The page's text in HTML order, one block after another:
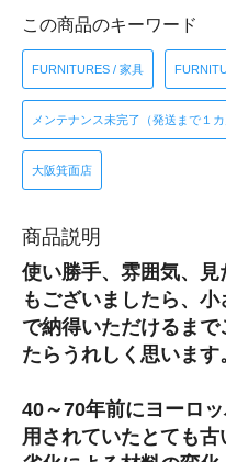
この商品のキーワード
FURNITURES / 家具
メンテナンス未完了（発送まで１
大阪箕面店
商品説明
使い勝手、雰囲気、
もございましたら、
で納得いただけるま
たらうれしく思います
40～70年前にヨーロ
用されていたとても